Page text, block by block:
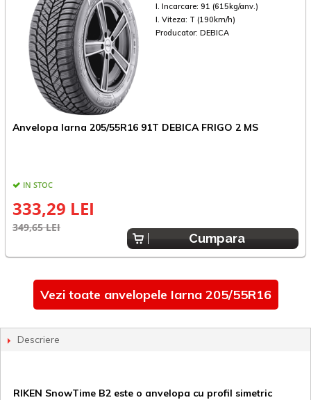
I. Incarcare: 91 (615kg/anv.)
I. Viteza: T (190km/h)
Producator: DEBICA
Anvelopa Iarna 205/55R16 91T DEBICA FRIGO 2 MS
IN STOC
333,29 LEI
349,65 LEI
Cumpara
Vezi toate anvelopele Iarna 205/55R16
Descriere
RIKEN SnowTime B2 este o anvelopa cu profil simetric